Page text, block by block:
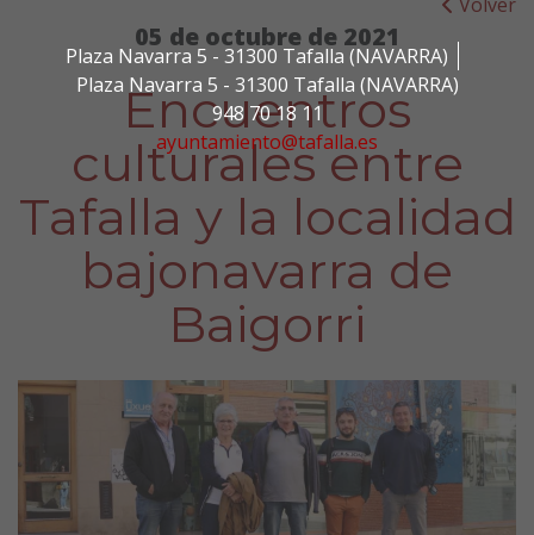
Plaza Navarra 5 - 31300 Tafalla (NAVARRA)
Plaza Navarra 5 - 31300 Tafalla (NAVARRA)
948 70 18 11
ayuntamiento@tafalla.es
05 de octubre de 2021
Encuentros
culturales entre
Tafalla y la localidad
bajonavarra de
Baigorri